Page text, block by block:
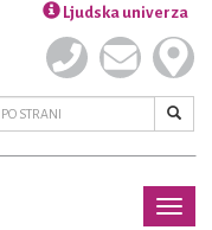
Ljudska univerza